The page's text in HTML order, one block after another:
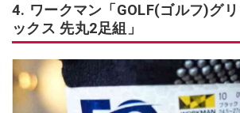
4. ワークマン「GOLF(ゴルフ)グ
ックス 先丸2足組」